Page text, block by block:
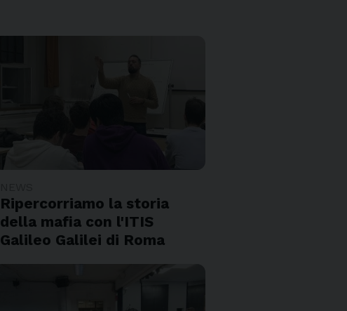
Ripercorriamo la storia
della mafia con l'ITIS
Galileo Galilei di Roma